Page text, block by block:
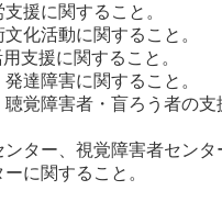
援に関すること。
化活動に関すること。
支援に関すること。
達障害に関すること。
覚障害者・盲ろう者の支
ンター、視覚障害者センタ
に関すること。